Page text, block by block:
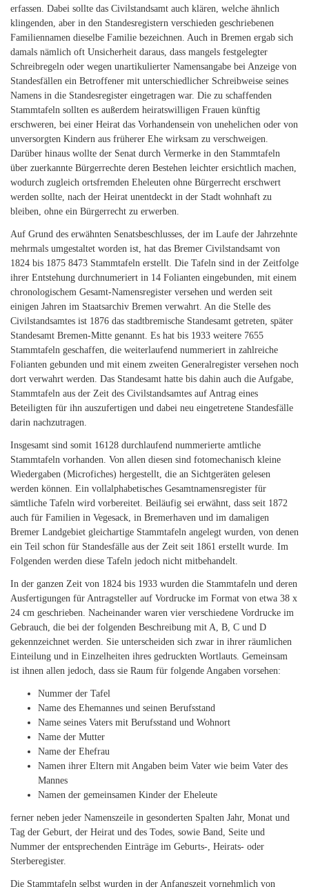
erfassen. Dabei sollte das Civilstandsamt auch klären, welche ähnlich
klingenden, aber in den Standesregistern verschieden geschriebenen
Familiennamen dieselbe Familie bezeichnen. Auch in Bremen ergab sich
damals nämlich oft Unsicherheit daraus, dass mangels festgelegter
Schreibregeln oder wegen unartikulierter Namensangabe bei Anzeige von
Standesfällen ein Betroffener mit unterschiedlicher Schreibweise seines
Namens in die Standesregister eingetragen war. Die zu schaffenden
Stammtafeln sollten es außerdem heiratswilligen Frauen künftig
erschweren, bei einer Heirat das Vorhandensein von unehelichen oder von
unversorgten Kindern aus früherer Ehe wirksam zu verschweigen.
Darüber hinaus wollte der Senat durch Vermerke in den Stammtafeln
über zuerkannte Bürgerrechte deren Bestehen leichter ersichtlich machen,
wodurch zugleich ortsfremden Eheleuten ohne Bürgerrecht erschwert
werden sollte, nach der Heirat unentdeckt in der Stadt wohnhaft zu
bleiben, ohne ein Bürgerrecht zu erwerben.
Auf Grund des erwähnten Senatsbeschlusses, der im Laufe der Jahrzehnte
mehrmals umgestaltet worden ist, hat das Bremer Civilstandsamt von
1824 bis 1875 8473 Stammtafeln erstellt. Die Tafeln sind in der Zeitfolge
ihrer Entstehung durchnumeriert in 14 Folianten eingebunden, mit einem
chronologischem Gesamt-Namensregister versehen und werden seit
einigen Jahren im Staatsarchiv Bremen verwahrt. An die Stelle des
Civilstandsamtes ist 1876 das stadtbremische Standesamt getreten, später
Standesamt Bremen-Mitte genannt. Es hat bis 1933 weitere 7655
Stammtafeln geschaffen, die weiterlaufend nummeriert in zahlreiche
Folianten gebunden und mit einem zweiten Generalregister versehen noch
dort verwahrt werden. Das Standesamt hatte bis dahin auch die Aufgabe,
Stammtafeln aus der Zeit des Civilstandsamtes auf Antrag eines
Beteiligten für ihn auszufertigen und dabei neu eingetretene Standesfälle
darin nachzutragen.
Insgesamt sind somit 16128 durchlaufend nummerierte amtliche
Stammtafeln vorhanden. Von allen diesen sind fotomechanisch kleine
Wiedergaben (Microfiches) hergestellt, die an Sichtgeräten gelesen
werden können. Ein vollalphabetisches Gesamtnamensregister für
sämtliche Tafeln wird vorbereitet. Beiläufig sei erwähnt, dass seit 1872
auch für Familien in Vegesack, in Bremerhaven und im damaligen
Bremer Landgebiet gleichartige Stammtafeln angelegt wurden, von denen
ein Teil schon für Standesfälle aus der Zeit seit 1861 erstellt wurde. Im
Folgenden werden diese Tafeln jedoch nicht mitbehandelt.
In der ganzen Zeit von 1824 bis 1933 wurden die Stammtafeln und deren
Ausfertigungen für Antragsteller auf Vordrucke im Format von etwa 38 x
24 cm geschrieben. Nacheinander waren vier verschiedene Vordrucke im
Gebrauch, die bei der folgenden Beschreibung mit A, B, C und D
gekennzeichnet werden. Sie unterscheiden sich zwar in ihrer räumlichen
Einteilung und in Einzelheiten ihres gedruckten Wortlauts. Gemeinsam
ist ihnen allen jedoch, dass sie Raum für folgende Angaben vorsehen:
Nummer der Tafel
Name des Ehemannes und seinen Berufsstand
Name seines Vaters mit Berufsstand und Wohnort
Name der Mutter
Name der Ehefrau
Namen ihrer Eltern mit Angaben beim Vater wie beim Vater des
Mannes
Namen der gemeinsamen Kinder der Eheleute
ferner neben jeder Namenszeile in gesonderten Spalten Jahr, Monat und
Tag der Geburt, der Heirat und des Todes, sowie Band, Seite und
Nummer der entsprechenden Einträge im Geburts-, Heirats- oder
Sterberegister.
Die Stammtafeln selbst wurden in der Anfangszeit vornehmlich von